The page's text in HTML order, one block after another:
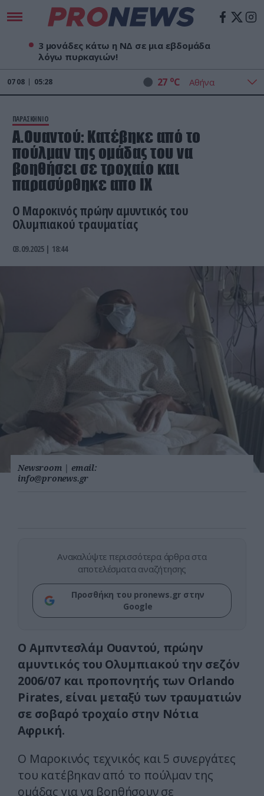
3 μονάδες κάτω η ΝΔ σε μια εβδομάδα
λόγω πυρκαγιών!
07 08 05:28 27 oC
ΠΑΡΑΣΚΗΝΙΟ
Α.Ουαντού: Kατέβηκε από το
πούλμαν της ομάδας του να
βοηθήσει σε τροχαίο και
παρασύρθηκε απο ΙΧ
Ο Μαροκινός πρώην αμυντικός του
Ολυμπιακού τραυματίας
03.09.2025 | 18:44
Newsroom | email:
info@pronews.gr
Ανακαλύψτε περισσότερα άρθρα στα
αποτελέσματα αναζήτησης
Προσθήκη του pronews.gr στην
Google
Ο Αμπντεσλάμ Ουαντού, πρώην
αμυντικός του Ολυμπιακού την σεζόν
2006/07 και προπονητής των Orlando
Pirates, είναι μεταξύ των τραυματιών
σε σοβαρό τροχαίο στην Νότια
Αφρική.
Ο Μαροκινός τεχνικός και 5 συνεργάτες
του κατέβηκαν από το πούλμαν της
ομάδας για να βοηθήσουν σε